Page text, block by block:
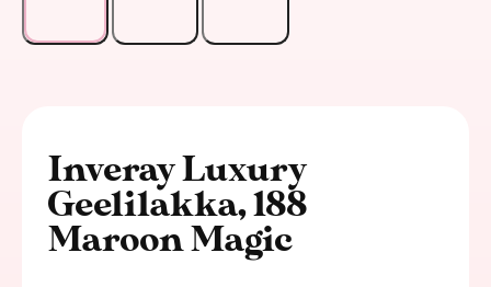
Inveray Luxury
Geelilakka, 188
Maroon Magic